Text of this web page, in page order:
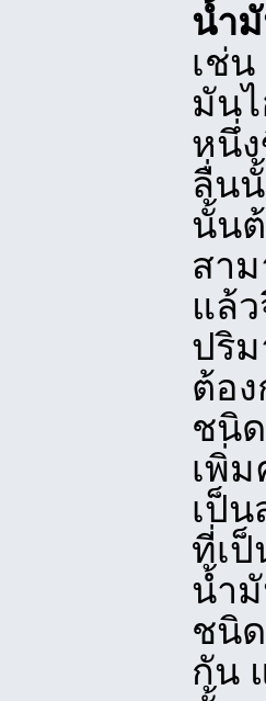
น้ำ
เช่
มัน
หนึ่
ลื่น
นั้น
สา
แล้
ปริ
ต้อ
ชนิ
เพิ่
เป็
ที่เ
น้ำ
ชนิ
กัน